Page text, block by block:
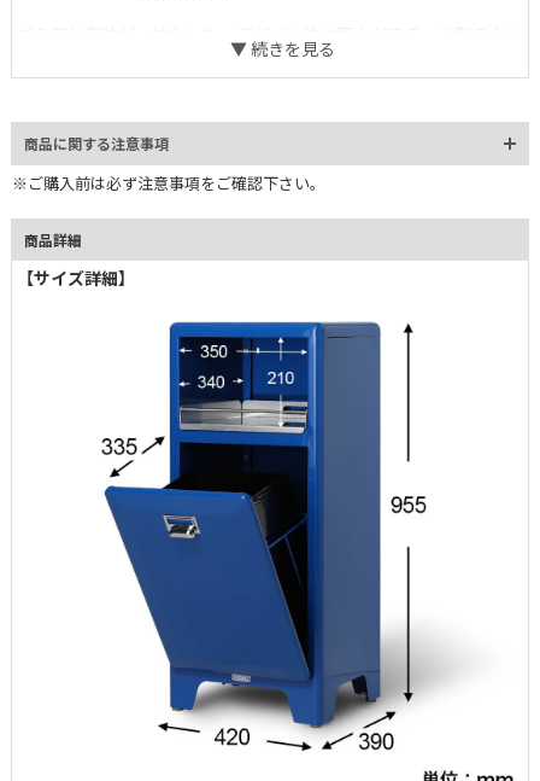
ゴミ箱と収納が一体化した、デザイン性に富んだスチール製ストレ
ージ。ゴミを収めるだけでなく、キッチン用品や掃除道具などの日
用品に定位置を与える一台です。暮らしの動線をまとめながら、快
視覚的アクセントになるディテール
商品に関する注意事項
※ご購入前は必ず注意事項をご確認下さい。
商品詳細
【サイズ詳細】